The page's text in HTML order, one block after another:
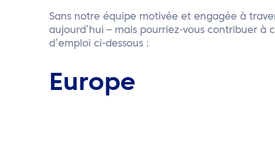
Sans notre équipe motivée et engagée à
aujourd’hui – mais pourriez-vous contribuer à
d’emploi ci-dessous :
Europe